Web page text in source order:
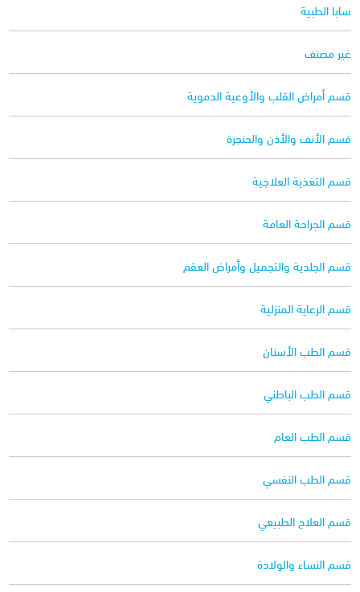
سابا الطبية
غير مصنف
قسم أمراض القلب والأوعية الدموية
قسم الأنف والأذن والحنجرة
قسم التغذية العلاجية
قسم الجراحة العامة
قسم الجلدية والتجميل وأمراض العقم
قسم الرعاية المنزلية
قسم الطب الأسنان
قسم الطب الباطني
قسم الطب العام
قسم الطب النفسي
قسم العلاج الطبيعي
قسم النساء والولادة